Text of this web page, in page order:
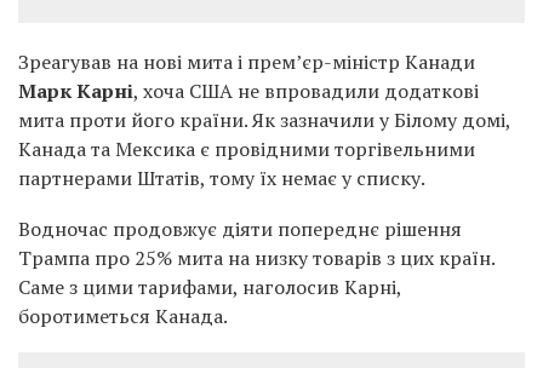
Зреагував на нові мита і прем’єр-міністр Канади
Марк Карні, хоча США не впровадили додаткові
мита проти його країни. Як зазначили у Білому домі,
Канада та Мексика є провідними торгівельними
партнерами Штатів, тому їх немає у списку.
Водночас продовжує діяти попереднє рішення
Трампа про 25% мита на низку товарів з цих країн.
Саме з цими тарифами, наголосив Карні,
боротиметься Канада.